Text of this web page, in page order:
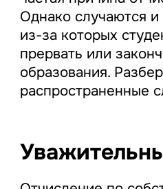
Однако случаются и
из-за которых
прервать или
образования.
распространенные